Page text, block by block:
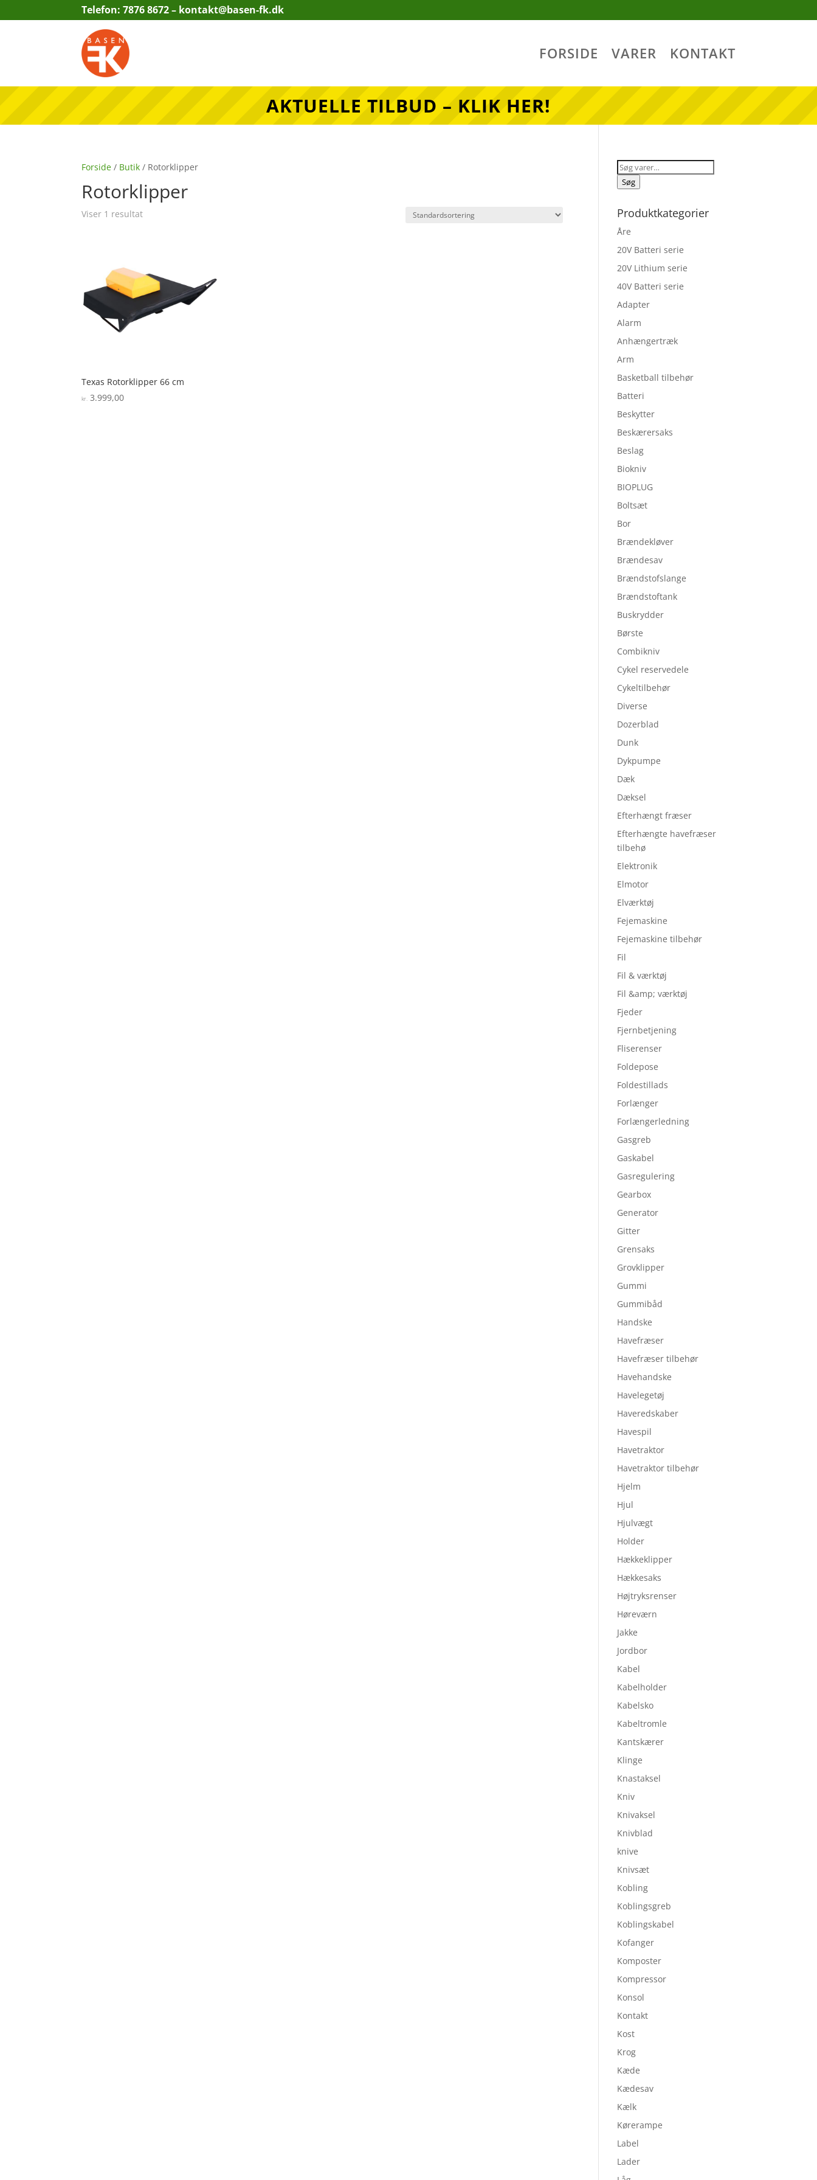
Telefon: 7876 8672 – kontakt@basen-fk.dk
FORSIDE VARER KONTAKT
AKTUELLE TILBUD – KLIK HER!
Forside / Butik / Rotorklipper
Rotorklipper
Viser 1 resultat
Texas Rotorklipper 66 cm
kr. 3.999,00
Søg
efter:
Søg
Produktkategorier
Åre
20V Batteri serie
20V Lithium serie
40V Batteri serie
Adapter
Alarm
Anhængertræk
Arm
Basketball tilbehør
Batteri
Beskytter
Beskærersaks
Beslag
Biokniv
BIOPLUG
Boltsæt
Bor
Brændekløver
Brændesav
Brændstofslange
Brændstoftank
Buskrydder
Børste
Combikniv
Cykel reservedele
Cykeltilbehør
Diverse
Dozerblad
Dunk
Dykpumpe
Dæk
Dæksel
Efterhængt fræser
Efterhængte havefræser
tilbehø
Elektronik
Elmotor
Elværktøj
Fejemaskine
Fejemaskine tilbehør
Fil
Fil & værktøj
Fil &amp; værktøj
Fjeder
Fjernbetjening
Fliserenser
Foldepose
Foldestillads
Forlænger
Forlængerledning
Gasgreb
Gaskabel
Gasregulering
Gearbox
Generator
Gitter
Grensaks
Grovklipper
Gummi
Gummibåd
Handske
Havefræser
Havefræser tilbehør
Havehandske
Havelegetøj
Haveredskaber
Havespil
Havetraktor
Havetraktor tilbehør
Hjelm
Hjul
Hjulvægt
Holder
Hækkeklipper
Hækkesaks
Højtryksrenser
Høreværn
Jakke
Jordbor
Kabel
Kabelholder
Kabelsko
Kabeltromle
Kantskærer
Klinge
Knastaksel
Kniv
Knivaksel
Knivblad
knive
Knivsæt
Kobling
Koblingsgreb
Koblingskabel
Kofanger
Komposter
Kompressor
Konsol
Kontakt
Kost
Krog
Kæde
Kædesav
Kælk
Kørerampe
Label
Lader